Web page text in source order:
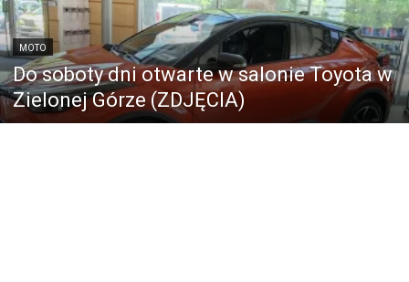
MOTO
Do soboty dni otwarte w salonie Toyota w
Zielonej Górze (ZDJĘCIA)